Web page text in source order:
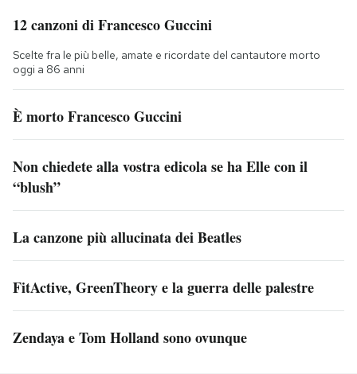
12 canzoni di Francesco Guccini
Scelte fra le più belle, amate e ricordate del cantautore morto
oggi a 86 anni
È morto Francesco Guccini
Non chiedete alla vostra edicola se ha Elle con il
“blush”
La canzone più allucinata dei Beatles
FitActive, GreenTheory e la guerra delle palestre
Zendaya e Tom Holland sono ovunque